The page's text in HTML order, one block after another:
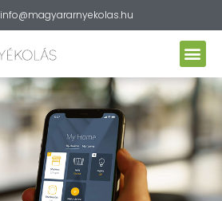
info@magyararnyekolas.hu